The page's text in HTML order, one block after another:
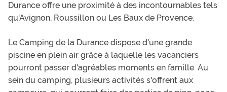
Durance offre une proximité à des incontournables tels
qu'Avignon, Roussillon ou Les Baux de Provence.
Le Camping de la Durance dispose d'une grande
piscine en plein air grâce à laquelle les vacanciers
pourront passer d'agréables moments en famille. Au
sein du camping, plusieurs activités s'offrent aux